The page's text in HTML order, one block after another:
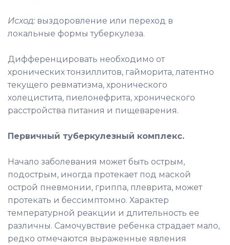
Исход: выздоровление или переход в
локальные формы туберкулеза.
Дифференцировать необходимо от
хронических тонзиллитов, гайморита, латентно
текущего ревматизма, хронического
холецистита, пиелонефрита, хронического
расстройства питания и пищеварения.
Первичный туберкулезный комплекс.
Начало заболевания может быть острым,
подострым, иногда протекает под маской
острой пневмонии, гриппа, плеврита, может
протекать и бессимптомно. Характер
температурной реакции и длительность ее
различны. Самочувствие ребенка страдает мало,
редко отмечаются выраженные явления